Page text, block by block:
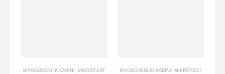
BİYOGÜVENLIK KABINI MIKROTEST BİYOGÜVENLIK KABINI MIKROTEST